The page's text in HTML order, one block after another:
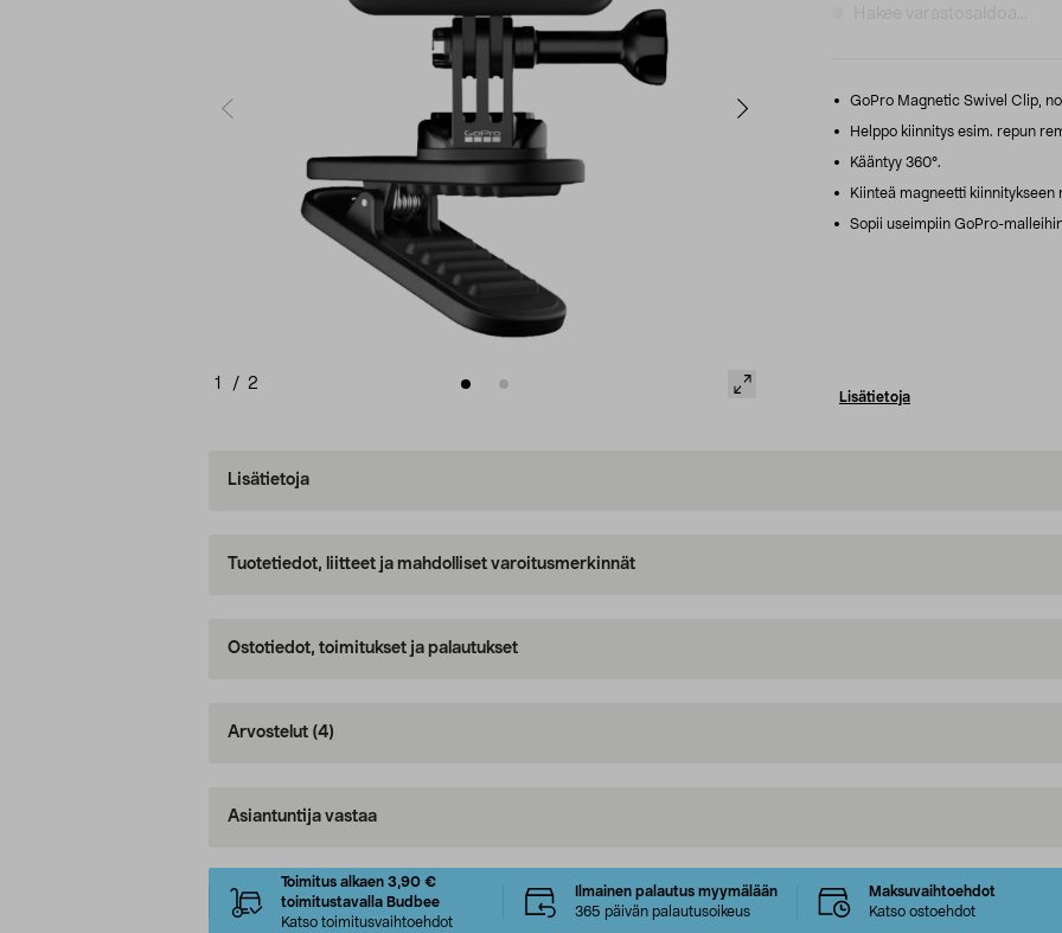
1 / 2
GoPro Magnetic Swivel Clip,
Helppo kiinnitys esim. repun
Kääntyy 360°.
Kiinteä magneetti kiinnitykseen
Sopii useimpiin GoPro-
Lisätietoja
Lisätietoja
Tuotetiedot, liitteet ja mahdolliset varoitusmerkinnät
Ostotiedot, toimitukset ja palautukset
Arvostelut (4)
Asiantuntija vastaa
Toimitus alkaen 3,90 €
toimitustavalla Budbee
Katso toimitusvaihtoehdot
Ilmainen palautus myymälään
365 päivän palautusoikeus
Maksuvaihtoehdot
Katso ostoehdot